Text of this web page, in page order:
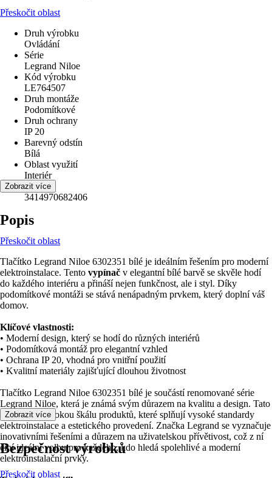
Přeskočit oblast
Druh výrobku
Ovládání
Série
Legrand Niloe
Kód výrobku
LE764507
Druh montáže
Podomítkové
Druh ochrany
IP 20
Barevný odstín
Bílá
Oblast využití
Interiér
EAN
3414970682406
Zobrazit více
Popis
Přeskočit oblast
Tlačítko Legrand Niloe 6302351 bílé je ideálním řešením pro moderní
elektroinstalace. Tento vypínač v elegantní bílé barvě se skvěle hodí
do každého interiéru a přináší nejen funkčnost, ale i styl. Díky
podomítkové montáži se stává nenápadným prvkem, který doplní váš
domov.
Klíčové vlastnosti:
• Moderní design, který se hodí do různých interiérů
• Podomítková montáž pro elegantní vzhled
• Ochrana IP 20, vhodná pro vnitřní použití
• Kvalitní materiály zajišťující dlouhou životnost
Tlačítko Legrand Niloe 6302351 bílé je součástí renomované série
Legrand Niloe, která je známá svým důrazem na kvalitu a design. Tato
série nabízí širokou škálu produktů, které splňují vysoké standardy
elektroinstalace a estetického provedení. Značka Legrand se vyznačuje
inovativními řešeními a důrazem na uživatelskou přívětivost, což z ní
činí ideální volbu pro každého, kdo hledá spolehlivé a moderní
elektroinstalační prvky.
Zobrazit více
Bezpečnost výrobků
Přeskočit oblast